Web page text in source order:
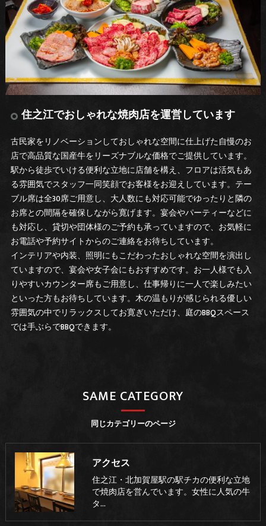
住之江でおしゃれな焼肉店を運営しています
古民家をリノベーションしておしゃれな空間に仕上げた自慢のお
店で高品質な国産牛をリーズナブルな価格でご提供しています。
駅から徒歩でいける便利な立地に店舗を構え、フロアは活気もあ
る雰囲気でスタッフ一同笑顔でお客様をお迎えしています。テー
ブル席は全30席ご用意し、大人数にも対応可能でゆったりと隣の
お席との間隔を確保しながら寛げます。宴会やパーティーなどに
も対応し、貸切や団体様のご予約も承っていますので、お気軽に
お電話や予約サイトからのご連絡をお待ちしています。
インテリアや内装、照明にもこだわったおしゃれな空間を演出し
ていますので、宴会や女子会にもおすすめです。お一人様でも入
りやすいカウンター席もご用意し、仕事帰りに一人で楽しみたい
といった方もお待ちしています。木の温もりが感じられる優しい
雰囲気の中でリラックスしてお寛ぎいただけ、庭のBBQスペース
では手ぶらでBBQできます。
同じカテゴリーのページ
SAME CATEGORY
アクセス
住之江・北加賀屋駅の駅チカの便利な立地
で焼肉店を営んでいます。女性に人気の牛
タ…